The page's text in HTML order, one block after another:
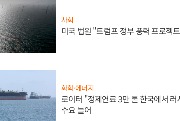
사회
미국 법원 "트럼프 정부 풍력 프로젝
화학·에너지
로이터 "정제연료 3만 톤 한국에서
수요 늘어